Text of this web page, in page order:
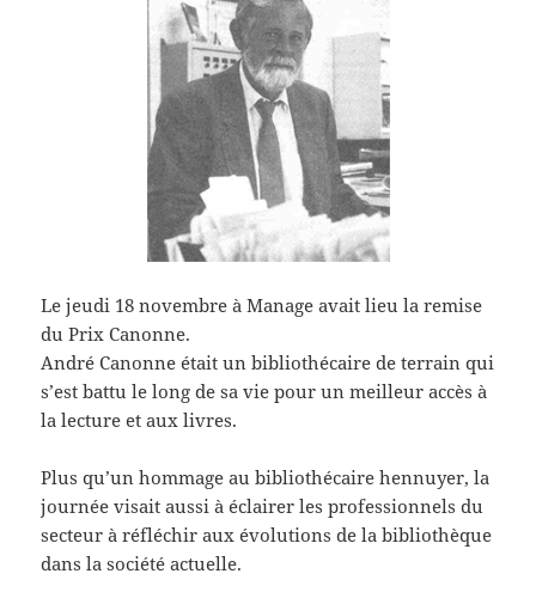
Le jeudi 18 novembre à Manage avait lieu la remise
du Prix Canonne.
André Canonne était un bibliothécaire de terrain qui
s’est battu le long de sa vie pour un meilleur accès à
la lecture et aux livres.
Plus qu’un hommage au bibliothécaire hennuyer, la
journée visait aussi à éclairer les professionnels du
secteur à réfléchir aux évolutions de la bibliothèque
dans la société actuelle.